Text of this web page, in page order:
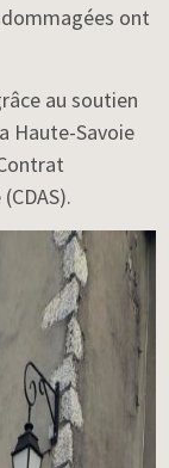
ont
au soutien
Haute-Savoie